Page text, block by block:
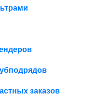
заказов